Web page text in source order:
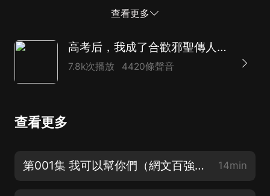
人，中國作家協會會員，四川作協會員，四川網絡作協常
員。在第二、三屆橙瓜網絡文學獎評選中位列全國百強大
神。代表作有《戰魂神尊》《絕品邪少》《絕世戰祖》等
查看更多
高考后，我成了合歡邪聖傳人丨絕品邪少多女主逆襲爽文
7.8k次播放 4420條聲音
查看更多
第001集 我可以幫你們（網文百強大神作品，全網熱搜點擊50億次） 14min